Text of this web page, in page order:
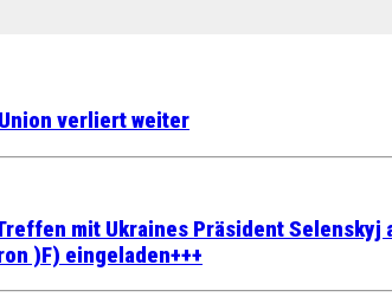
verliert weiter
mit Ukraines Präsident
)F) eingeladen+++